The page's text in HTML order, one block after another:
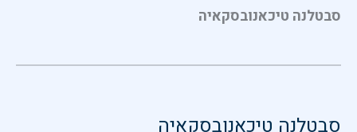
סבטלנה טיכאנובסקאיה
סבטלנה טיכאנובסקאיה